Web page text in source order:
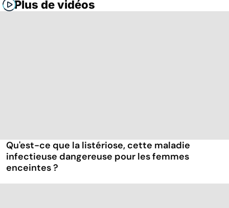
Plus de vidéos
Qu'est-ce que la listériose, cette maladie
infectieuse dangereuse pour les femmes
enceintes ?